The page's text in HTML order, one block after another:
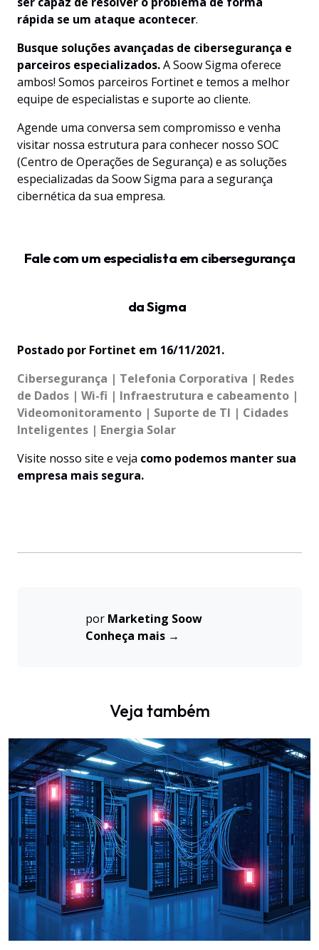
rápida se um ataque acontecer.
Busque soluções avançadas de cibersegurança e
parceiros especializados.A Soow Sigma oferece
ambos! Somos parceiros Fortinete temos a melhor
equipe de especialistas e suporte ao cliente.
Agende uma conversa sem compromisso e venha
visitar nossa estrutura para conhecer nosso SOC
(Centro de Operações de Segurança) e as soluções
especializadas da Soow Sigma para a segurança
cibernética da sua empresa.
Fale com um especialista em cibersegurança
da Sigma
Postado por Fortinet em 16/11/2021.
Cibersegurança | Telefonia Corporativa | Redes
de Dados | Wi-fi | Infraestrutura e cabeamento |
Videomonitoramento | Suporte de TI | Cidades
Inteligentes | Energia Solar
Visite nosso site e veja como podemos manter sua
empresa mais segura.
por Marketing Soow
Conheça mais →
Veja também